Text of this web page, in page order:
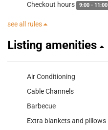
Checkout hours 9:00 - 11:00
see all rules
Listing amenities
Air Conditioning
Cable Channels
Barbecue
Extra blankets and pillows